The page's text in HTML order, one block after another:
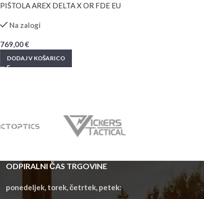
PIŠTOLA AREX DELTA X OR FDE EU
Na zalogi
769,00€
DODAJ V KOŠARICO
ODPIRALNI ČAS TRGOVINE
ponedeljek, torek, četrtek, petek: